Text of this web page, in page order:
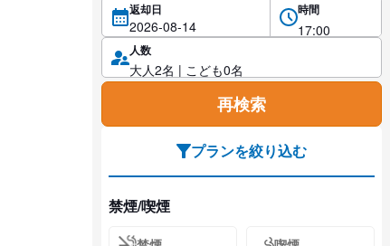
返却日 時間
人数
再検索
プランを絞り込む
禁煙/喫煙